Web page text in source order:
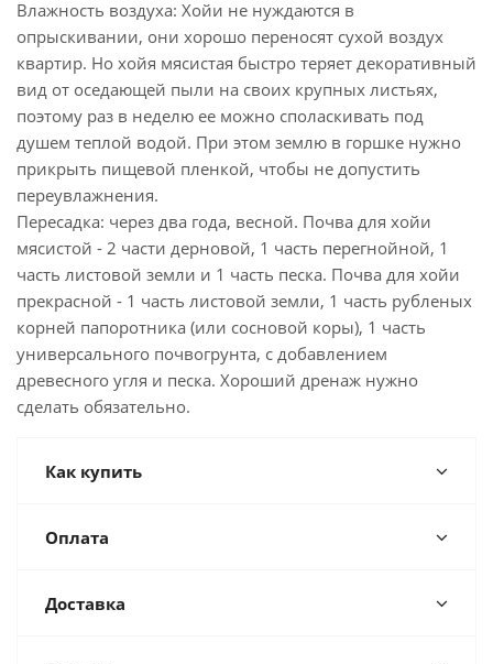
Влажность воздуха: Хойи не нуждаются в
опрыскивании, они хорошо переносят сухой воздух
квартир. Но хойя мясистая быстро теряет декоративный
вид от оседающей пыли на своих крупных листьях,
поэтому раз в неделю ее можно споласкивать под
душем теплой водой. При этом землю в горшке нужно
прикрыть пищевой пленкой, чтобы не допустить
переувлажнения.
Пересадка: через два года, весной. Почва для хойи
мясистой - 2 части дерновой, 1 часть перегнойной, 1
часть листовой земли и 1 часть песка. Почва для хойи
прекрасной - 1 часть листовой земли, 1 часть рубленых
корней папоротника (или сосновой коры), 1 часть
универсального почвогрунта, с добавлением
древесного угля и песка. Хороший дренаж нужно
сделать обязательно.
Как купить
Оплата
Доставка